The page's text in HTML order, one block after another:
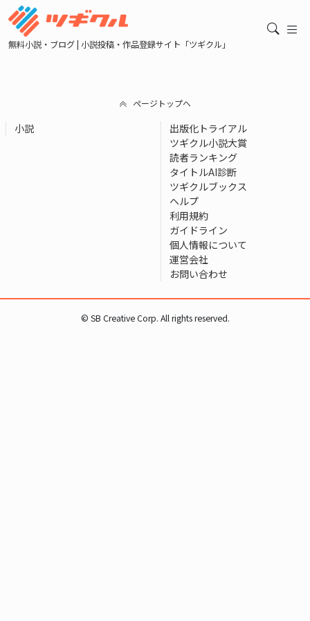
無料小説・ブログ | 小説投稿・作品登録サイト「ツギクル」
ページトップへ
小説
出版化トライアル
ツギクル小説大賞
読者ランキング
タイトルAI診断
ツギクルブックス
ヘルプ
利用規約
ガイドライン
個人情報について
運営会社
お問い合わせ
© SB Creative Corp. All rights reserved.